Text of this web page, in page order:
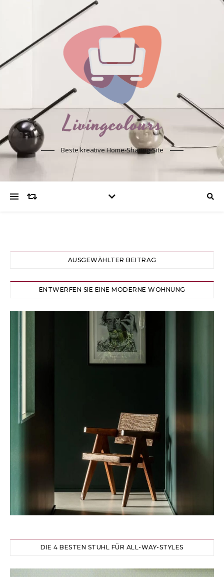
Beste kreative Home-Sharing-Site
AUSGEWÄHLTER BEITRAG
ENTWERFEN SIE EINE MODERNE WOHNUNG
DIE 4 BESTEN STUHL FÜR ALL-WAY-STYLES